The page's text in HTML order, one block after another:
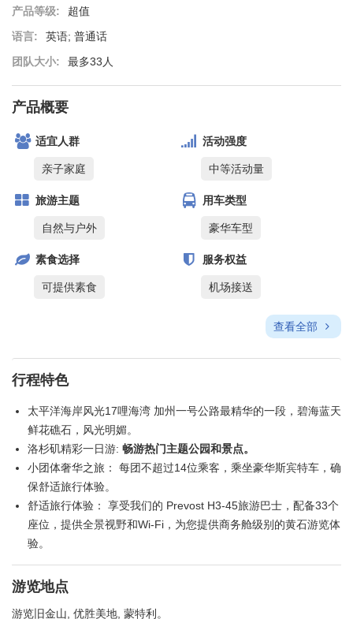
产品等级:
超值
语言:
英语; 普通话
团队大小:
最多33人
产品概要
适宜人群
亲子家庭
活动强度
中等活动量
旅游主题
自然与户外
用车类型
豪华车型
素食选择
可提供素食
服务权益
机场接送
查看全部
行程特色
太平洋海岸风光17哩海湾 加州一号公路最精华的一段，碧海蓝天
鲜花礁石，风光明媚。
洛杉矶精彩一日游: 畅游热门主题公园和景点。
小团体奢华之旅： 每团不超过14位乘客，乘坐豪华斯宾特车，确
保舒适旅行体验。
舒适旅行体验： 享受我们的 Prevost H3-45旅游巴士，配备33个
座位，提供全景视野和Wi-Fi，为您提供商务舱级别的黄石游览体
验。
游览地点
游览旧金山, 优胜美地, 蒙特利。